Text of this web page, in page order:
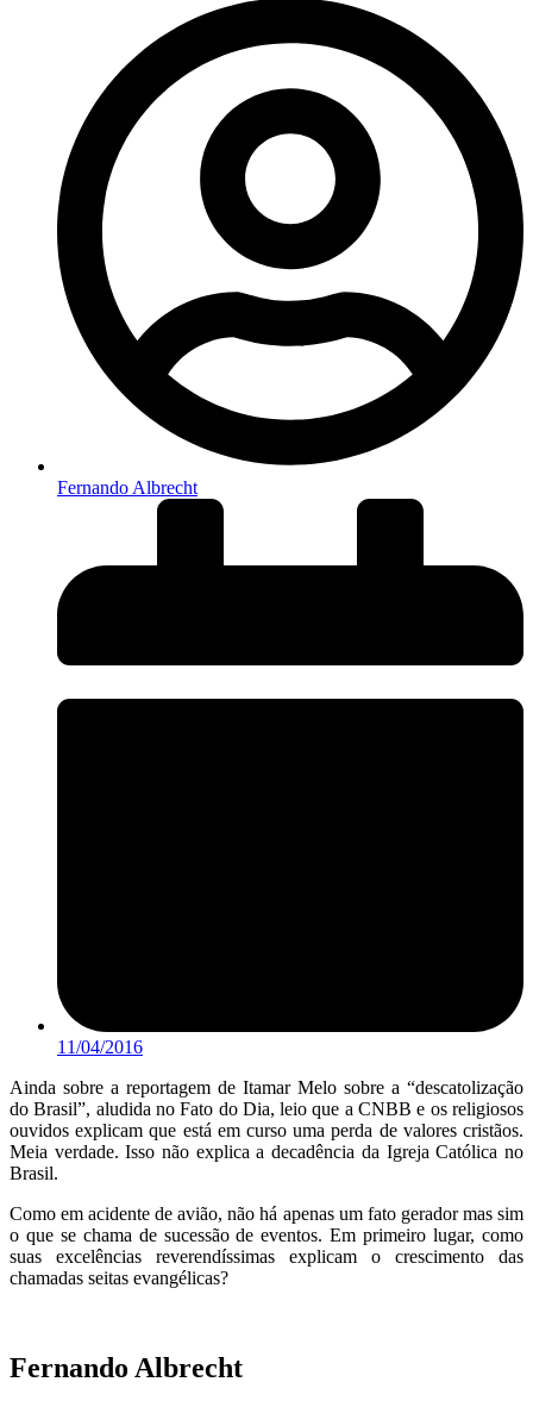
Fernando Albrecht
11/04/2016
Ainda sobre a reportagem de Itamar Melo sobre a “descatolização
do Brasil”, aludida no Fato do Dia, leio que a CNBB e os religiosos
ouvidos explicam que está em curso uma perda de valores cristãos.
Meia verdade. Isso não explica a decadência da Igreja Católica no
Brasil.
Como em acidente de avião, não há apenas um fato gerador mas sim
o que se chama de sucessão de eventos. Em primeiro lugar, como
suas excelências reverendíssimas explicam o crescimento das
chamadas seitas evangélicas?
Fernando Albrecht